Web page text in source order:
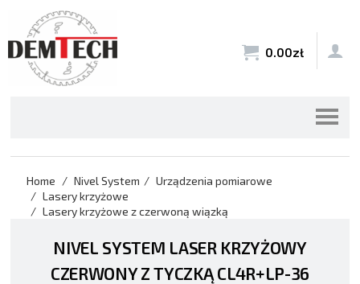
 0.00zł 
Home Nivel System
Urządzenia pomiarowe
Lasery krzyżowe
Lasery krzyżowe z czerwoną wiązką
NIVEL SYSTEM LASER KRZYŻOWY
CZERWONY Z TYCZKĄ CL4R+LP-36